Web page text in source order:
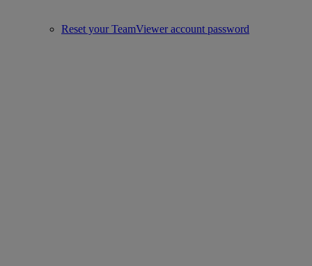
Reset your TeamViewer account password